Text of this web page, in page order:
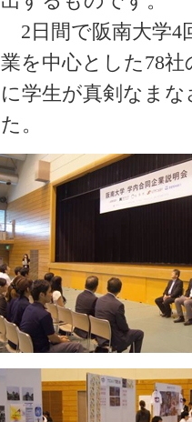
2日間で阪南大学4
業を中心とした78
に学生が真剣なま
た。